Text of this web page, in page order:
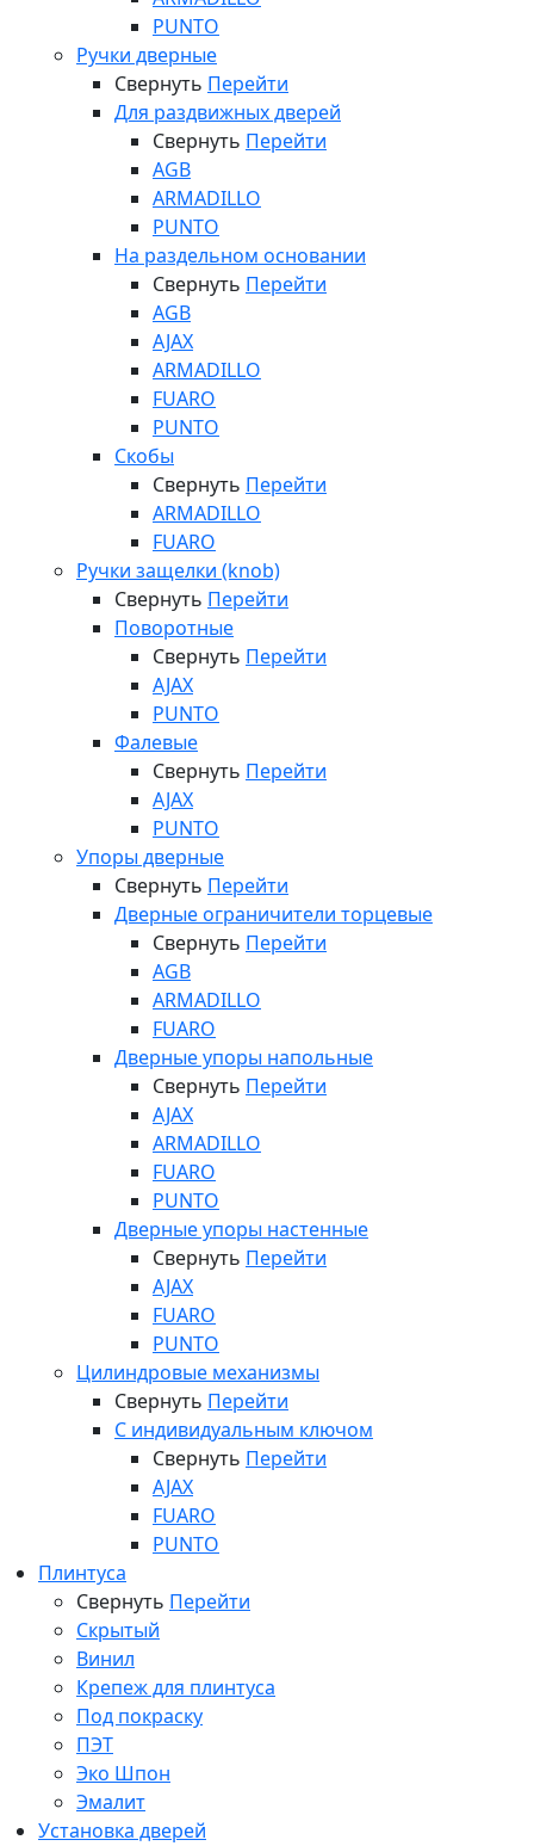
PUNTO
Ручки дверные
Свернуть Перейти
Для раздвижных дверей
Свернуть Перейти
AGB
ARMADILLO
PUNTO
На раздельном основании
Свернуть Перейти
AGB
AJAX
ARMADILLO
FUARO
PUNTO
Скобы
Свернуть Перейти
ARMADILLO
FUARO
Ручки защелки (knob)
Свернуть Перейти
Поворотные
Свернуть Перейти
AJAX
PUNTO
Фалевые
Свернуть Перейти
AJAX
PUNTO
Упоры дверные
Свернуть Перейти
Дверные ограничители торцевые
Свернуть Перейти
AGB
ARMADILLO
FUARO
Дверные упоры напольные
Свернуть Перейти
AJAX
ARMADILLO
FUARO
PUNTO
Дверные упоры настенные
Свернуть Перейти
AJAX
FUARO
PUNTO
Цилиндровые механизмы
Свернуть Перейти
С индивидуальным ключом
Свернуть Перейти
AJAX
FUARO
PUNTO
Плинтуса
Свернуть Перейти
Скрытый
Винил
Крепеж для плинтуса
Под покраску
ПЭТ
Эко Шпон
Эмалит
Установка дверей